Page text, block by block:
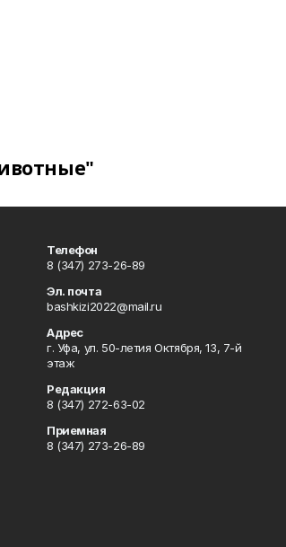
Телефон
8 (347) 273-26-89
Эл. почта
bashkizi2022@mail.ru
Адрес
г. Уфа, ул. 50-летия Октября, 13, 7-й
этаж
Редакция
8 (347) 272-63-02
Приемная
8 (347) 273-26-89